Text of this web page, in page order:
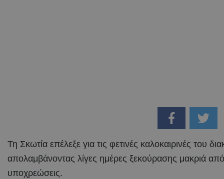
Τη Σκωτία επέλεξε για τις φετινές καλοκαιρινές του
απολαμβάνοντας λίγες ημέρες ξεκούρασης μακριά από
υποχρεώσεις.